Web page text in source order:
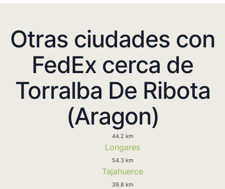
Otras ciudades con
FedEx cerca de
Torralba De Ribota
(Aragon)
44.2 km
Longares
54.3 km
Tajahuerce
39.8 km